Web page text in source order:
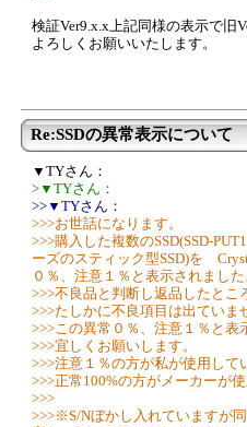
検証Ver9.x.x上記同様の表示で旧
よろしくお願いいたします。
Re:SSDの異常表示について
▼TYさん：
>▼TYさん：
>>▼TYさん：
>>>お世話になります。
>>>購入した複数のSSD(SSD-
ーズのスティック型SSD)を
０％、注意１％と表示されました
>>>不良品と判断し返品したとこ
>>>たしかに不良項目は出ていま
>>>この異常０％、注意１％と表
>>>宜しくお願いします。
>>>注意１％の方が私が使用して
>>>正常100%の方がメーカーが
>>>
>>>※S/Nぼかし入れていますが